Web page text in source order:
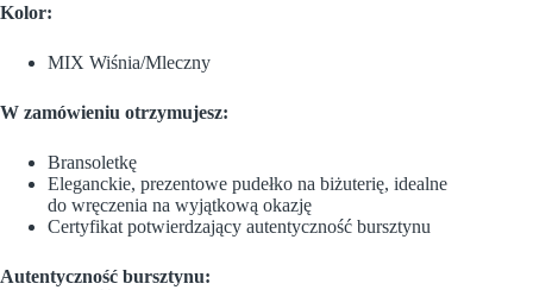
Kolor:
MIX Wiśnia/Mleczny
W zamówieniu otrzymujesz:
Bransoletkę
Eleganckie, prezentowe pudełko na biżuterię, idealne
do wręczenia na wyjątkową okazję
Certyfikat potwierdzający autentyczność bursztynu
Autentyczność bursztynu: